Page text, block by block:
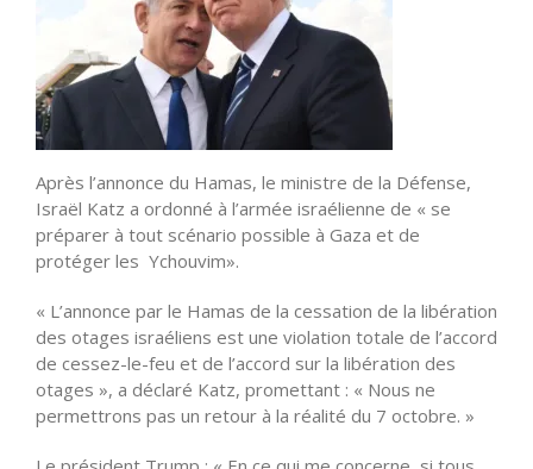
Après l’annonce du Hamas, le ministre de la Défense,
Israël Katz a ordonné à l’armée israélienne de « se
préparer à tout scénario possible à Gaza et de
protéger les Ychouvim».
« L’annonce par le Hamas de la cessation de la libération
des otages israéliens est une violation totale de l’accord
de cessez-le-feu et de l’accord sur la libération des
otages », a déclaré Katz, promettant : « Nous ne
permettrons pas un retour à la réalité du 7 octobre. »